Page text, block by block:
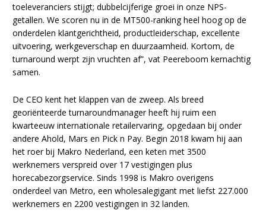
toeleveranciers stijgt; dubbelcijferige groei in onze NPS-
getallen. We scoren nu in de MT500-ranking heel hoog op de
onderdelen klantgerichtheid, productleiderschap, excellente
uitvoering, werkgeverschap en duurzaamheid. Kortom, de
turnaround werpt zijn vruchten af”, vat Peereboom kernachtig
samen.
De CEO kent het klappen van de zweep. Als breed
georiënteerde turnaroundmanager heeft hij ruim een
kwarteeuw internationale retailervaring, opgedaan bij onder
andere Ahold, Mars en Pick n Pay. Begin 2018 kwam hij aan
het roer bij Makro Nederland, een keten met 3500
werknemers verspreid over 17 vestigingen plus
horecabezorgservice. Sinds 1998 is Makro overigens
onderdeel van Metro, een wholesalegigant met liefst 227.000
werknemers en 2200 vestigingen in 32 landen.